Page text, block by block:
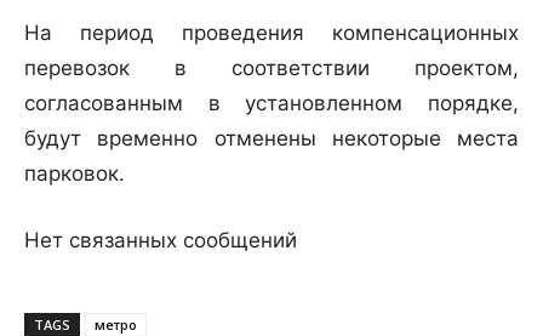
На период проведения компенсационных
перевозок в соответствии проектом,
согласованным в установленном порядке,
будут временно отменены некоторые места
парковок.
Нет связанных сообщений
TAGS метро